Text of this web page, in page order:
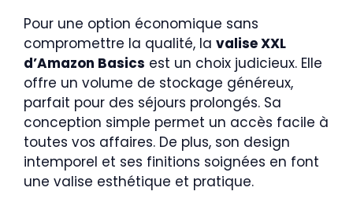
Pour une option économique sans
compromettre la qualité, la valise XXL
d’Amazon Basics est un choix judicieux. Elle
offre un volume de stockage généreux,
parfait pour des séjours prolongés. Sa
conception simple permet un accès facile à
toutes vos affaires. De plus, son design
intemporel et ses finitions soignées en font
une valise esthétique et pratique.